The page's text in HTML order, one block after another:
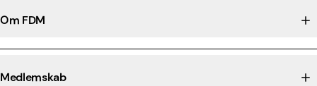
Om FDM
Medlemskab